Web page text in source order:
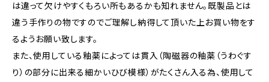
は違って欠けやすくもろい所もあるかも知れません。既製品とは
違う手作りの物ですのでご理解し納得して頂いた上お買い物をす
るようお願い致します。
また、使用している釉薬によっては貫入（陶磁器の釉薬（うわぐす
り）の部分に出来る細かいひび模様）がたくさん入る為、使用して